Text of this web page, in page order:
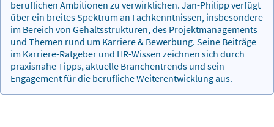
beruflichen Ambitionen zu verwirklichen. Jan-Philipp verfügt
über ein breites Spektrum an Fachkenntnissen, insbesondere
im Bereich von Gehaltsstrukturen, des Projektmanagements
und Themen rund um Karriere & Bewerbung. Seine Beiträge
im Karriere-Ratgeber und HR-Wissen zeichnen sich durch
praxisnahe Tipps, aktuelle Branchentrends und sein
Engagement für die berufliche Weiterentwicklung aus.